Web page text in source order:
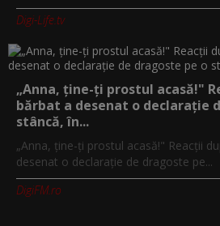
Digi-Life.tv
„Anna, ţine-ţi prostul acasă!"
bărbat a desenat o declaraţie
stâncă, în...
„Anna, ţine-ţi prostul acasă!" Reacţii
desenat o declaraţie de dragoste pe...
DigiFM.ro